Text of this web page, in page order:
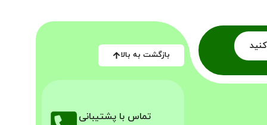
بازگشت به بالا
تماس با پشتیبانی